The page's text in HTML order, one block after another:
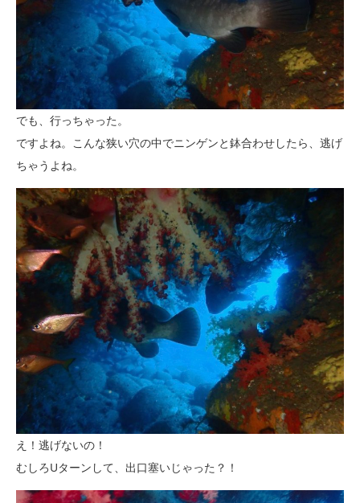
でも、行っちゃった。
ですよね。こんな狭い穴の中でニンゲンと鉢合わせしたら、逃げ
ちゃうよね。
え！逃げないの！
むしろUターンして、出口塞いじゃった？！